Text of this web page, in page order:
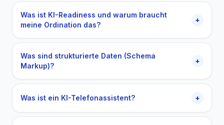
Was ist KI-Readiness und warum braucht
meine Ordination das?
+
Was sind strukturierte Daten (Schema
Markup)?
+
Was ist ein KI-Telefonassistent? +